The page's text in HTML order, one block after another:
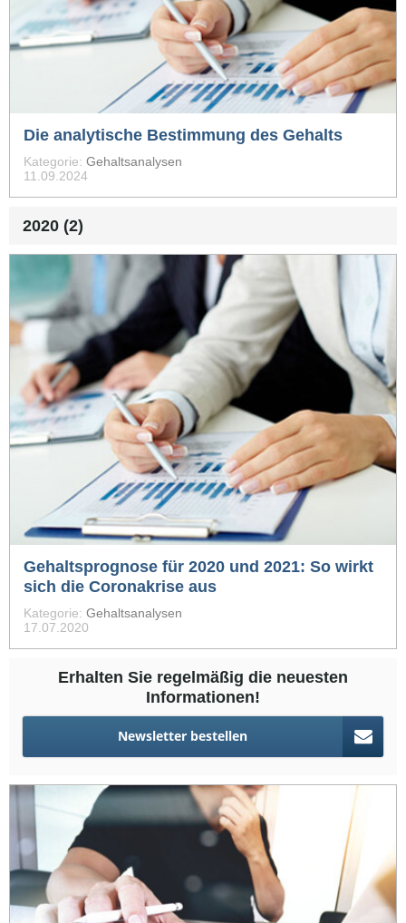
Die analytische Bestimmung des Gehalts
Kategorie: Gehaltsanalysen
11.09.2024
2020 (2)
Gehaltsprognose für 2020 und 2021: So wirkt
sich die Coronakrise aus
Kategorie: Gehaltsanalysen
17.07.2020
Erhalten Sie regelmäßig die neuesten
Informationen!
Newsletter bestellen